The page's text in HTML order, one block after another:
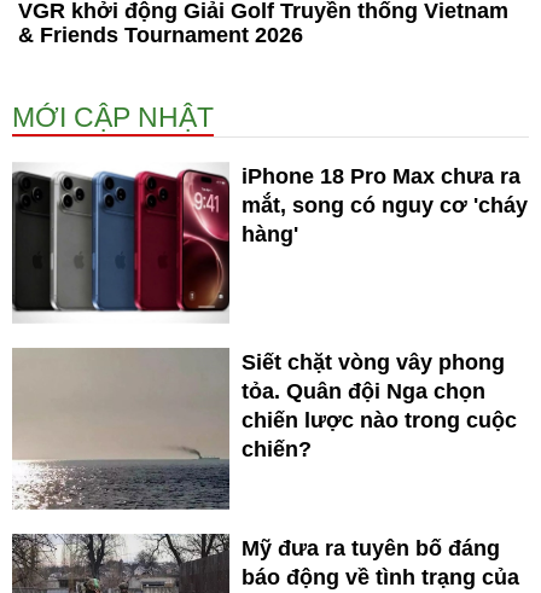
VGR khởi động Giải Golf Truyền thống Vietnam
& Friends Tournament 2026
MỚI CẬP NHẬT
iPhone 18 Pro Max chưa ra
mắt, song có nguy cơ 'cháy
hàng'
Siết chặt vòng vây phong
tỏa. Quân đội Nga chọn
chiến lược nào trong cuộc
chiến?
Mỹ đưa ra tuyên bố đáng
báo động về tình trạng của